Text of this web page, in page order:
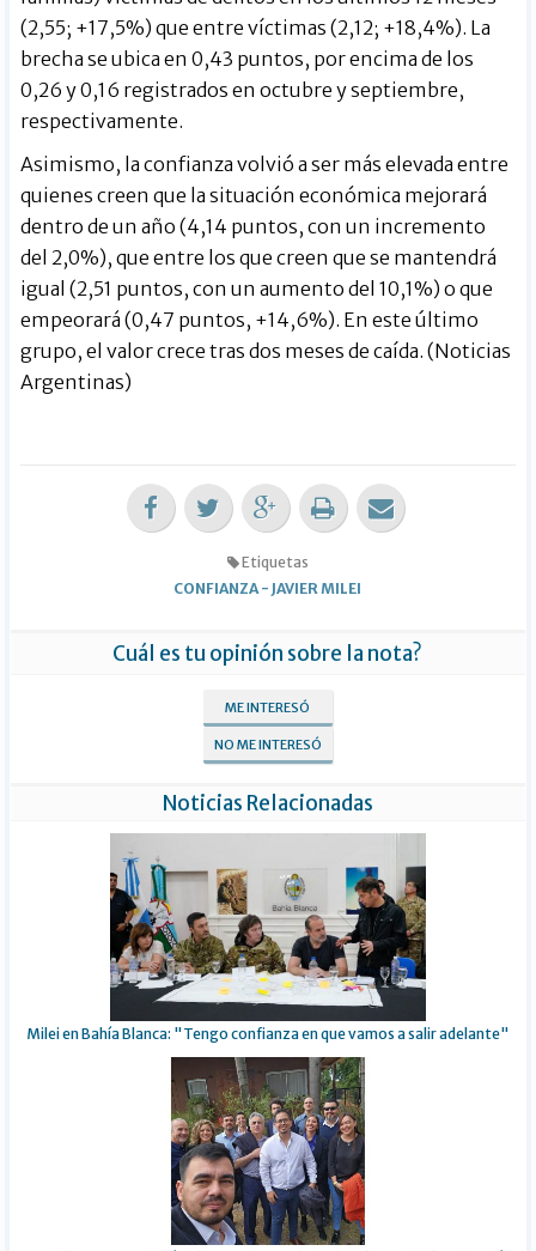
(2,55; +17,5%) que entre víctimas (2,12; +18,4%). La
brecha se ubica en 0,43 puntos, por encima de los
0,26 y 0,16 registrados en octubre y septiembre,
respectivamente.
Asimismo, la confianza volvió a ser más elevada entre
quienes creen que la situación económica mejorará
dentro de un año (4,14 puntos, con un incremento
del 2,0%), que entre los que creen que se mantendrá
igual (2,51 puntos, con un aumento del 10,1%) o que
empeorará (0,47 puntos, +14,6%). En este último
grupo, el valor crece tras dos meses de caída. (Noticias
Argentinas)
Etiquetas
CONFIANZA - JAVIER MILEI
Cuál es tu opinión sobre la nota?
ME INTERESÓ
NO ME INTERESÓ
Noticias Relacionadas
Milei en Bahía Blanca: "Tengo confianza en que vamos a salir adelante"